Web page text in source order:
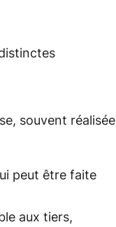
souvent réalisée
peut être faite
aux tiers,